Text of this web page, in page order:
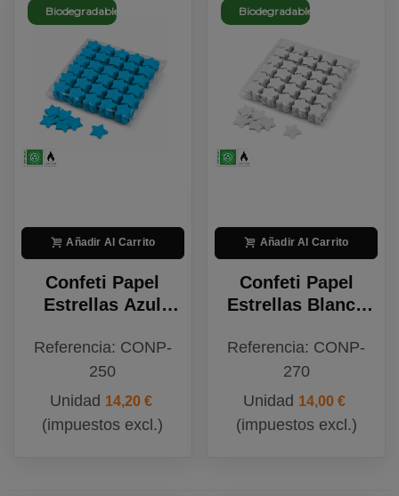
Biodegradable
Añadir Al Carrito
Confeti Papel
Estrellas Azul
Biodegradable
Referencia: CONP-
250
Unidad 14,20 €
(impuestos excl.)
Biodegradable
Añadir Al Carrito
Confeti Papel
Estrellas Blanco
Referencia: CONP-
270
Unidad 14,00 €
(impuestos excl.)